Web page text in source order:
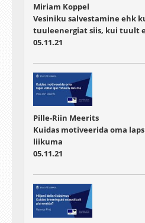
Miriam Koppel
Vesiniku salvestamine ehk
tuuleenergiat siis, kui tuult
05.11.21
Pille-Riin Meerits
Kuidas motiveerida oma
liikuma
05.11.21